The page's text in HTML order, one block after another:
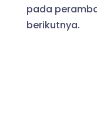
pada
berikutnya.